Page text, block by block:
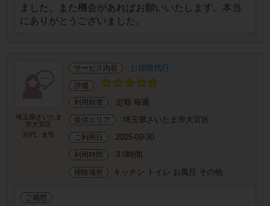
ました。また機会があればお願いいたします。本当
にありがとうございました。
埼玉県さいたま
市大宮区
30代
女性
サービス内容 お掃除代行
評価
利用頻度 定期 毎週
提供エリア 埼玉県さいたま市大宮区
ご利用日 2025-09-30
利用時間 3.0時間
掃除場所 キッチン トイレ お風呂 その他
ご感想